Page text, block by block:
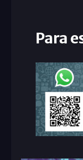
Para